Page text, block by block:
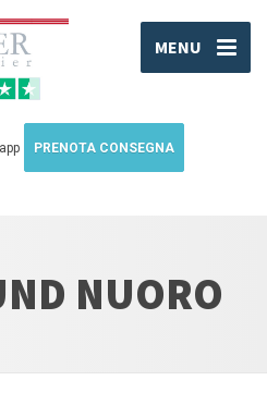
MENU
PRENOTA CONSEGNA
NUORO